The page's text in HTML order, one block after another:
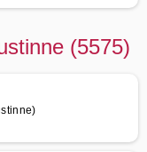
(5575)